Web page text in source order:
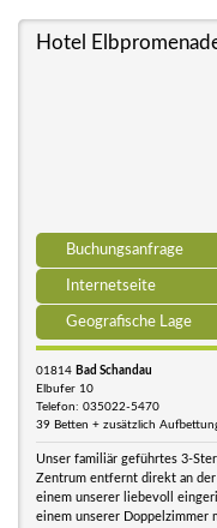
Hotel
Buchungsanfrage
Internetseite
Geografische Lage
01814 Bad Schandau
Elbufer 10
Telefon: 035022-5470
39 Betten + zusätzlich
Unser familiär geführtes 3-
Zentrum entfernt direkt an der
einem unserer liebevoll
einem unserer Doppelzimmer